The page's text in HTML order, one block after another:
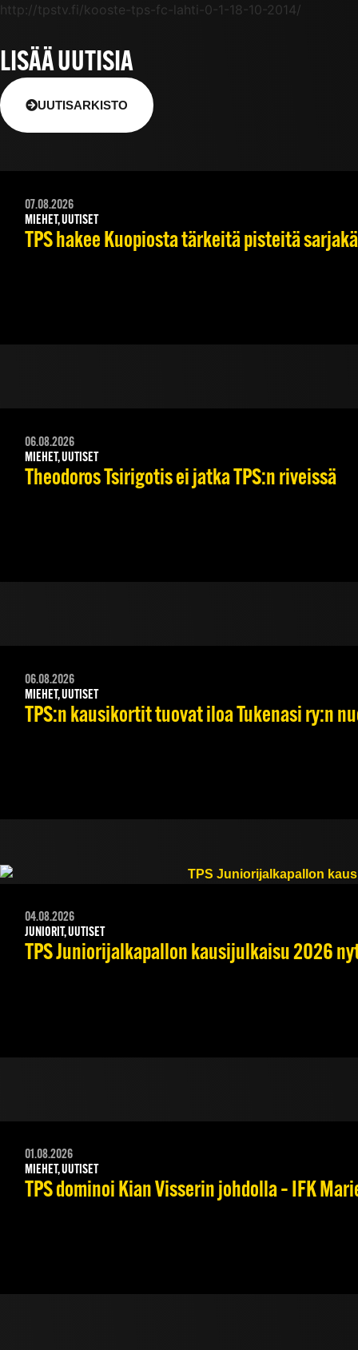
http://tpstv.fi/kooste-tps-fc-lahti-0-1-18-10-2014/
LISÄÄ UUTISIA
UUTISARKISTO
07.08.2026
MIEHET, UUTISET
TPS hakee Kuopiosta tärkeitä pisteitä
06.08.2026
MIEHET, UUTISET
Theodoros Tsirigotis ei jatka TPS:n riveissä
06.08.2026
MIEHET, UUTISET
TPS:n kausikortit tuovat iloa Tukenasi ry:n
04.08.2026
JUNIORIT, UUTISET
TPS Juniorijalkapallon kausijulkaisu 2026
01.08.2026
MIEHET, UUTISET
TPS dominoi Kian Visserin johdolla – IFK